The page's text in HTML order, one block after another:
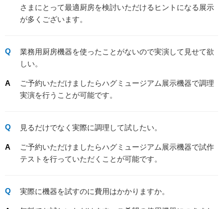
さまにとって最適厨房を検討いただけるヒントになる展示
が多くございます。
業務用厨房機器を使ったことがないので実演して見せて欲
しい。
ご予約いただけましたらハグミュージアム展示機器で調理
実演を行うことが可能です。
見るだけでなく実際に調理して試したい。
ご予約いただけましたらハグミュージアム展示機器で試作
テストを行っていただくことが可能です。
実際に機器を試すのに費用はかかりますか。